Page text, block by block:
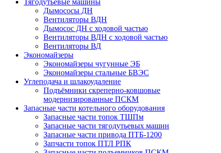
Дымососы ДН
Вентиляторы ВДН
Дымосос ДН с ходовой частью
Вентиляторы ВДН с ходовой частью
Вентиляторы ВД
Экономайзеры
Экономайзеры чугунные ЭБ
Экономайзеры стальные БВЭС
Углеподача и шлакоудаление
Подъёмники скреперно-ковшовые
модернизированные ПСКМ
Запасные части котельного оборудования
Запасные части топок ТШПм
Запасные части тягодутьевых машин
Запасные части привода ПТБ-1200
Запчасти топок ПТЛ РПК